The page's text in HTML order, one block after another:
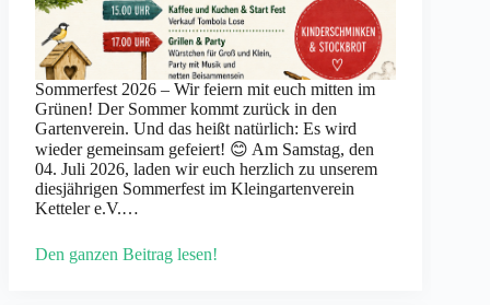
Sommerfest 2026 – Wir feiern mit euch mitten im
Grünen! Der Sommer kommt zurück in den
Gartenverein. Und das heißt natürlich: Es wird
wieder gemeinsam gefeiert! 😊 Am Samstag, den
04. Juli 2026, laden wir euch herzlich zu unserem
diesjährigen Sommerfest im Kleingartenverein
Ketteler e.V.…
Den ganzen Beitrag lesen!